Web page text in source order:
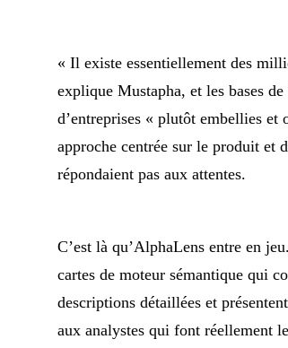
« Il existe essentiellement des
explique Mustapha, et les bases
d’entreprises « plutôt embellies et
approche centrée sur le produit et
répondaient pas aux attentes.
C’est là qu’AlphaLens entre en
cartes de moteur sémantique qui
descriptions détaillées et
aux analystes qui font réellement